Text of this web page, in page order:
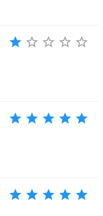
star star_border star_border star_border star_border
star star star star star
star star star star star